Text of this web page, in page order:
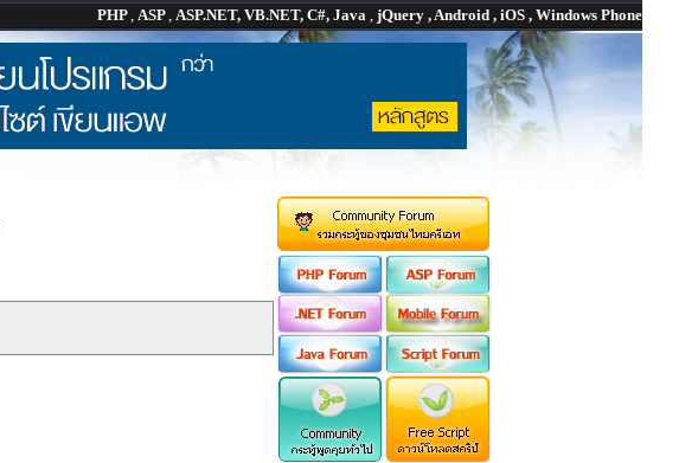
PHP, ASP, ASP.NET, VB.NET, C#, Java , jQuery , Android , iOS , Windows Phone